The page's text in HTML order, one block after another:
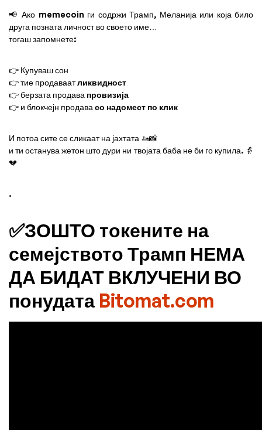
📢 Ако memecoin ги содржи Трамп, Меланија или која било
друга позната личност во своето име…
тогаш запомнете:
👉 Купуваш сон
👉 тие продаваатликвидност
👉 берзата продава провизија
👉 и блокчејн продава со надомест по клик
И потоа сите се сликаат на јахтата 🚤📸
и ти останува жетон што дури ни твојата баба не би го купила. 👵
💔
.
✅ЗОШТО токените на
семејството Трамп НЕМА
ДА БИДАТ ВКЛУЧЕНИ ВО
понудата Bitomat.com